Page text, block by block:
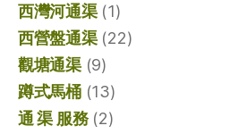
西灣河通渠(1)
西營盤通渠(22)
觀塘通渠(9)
蹲式馬桶(13)
通 渠 服務(2)